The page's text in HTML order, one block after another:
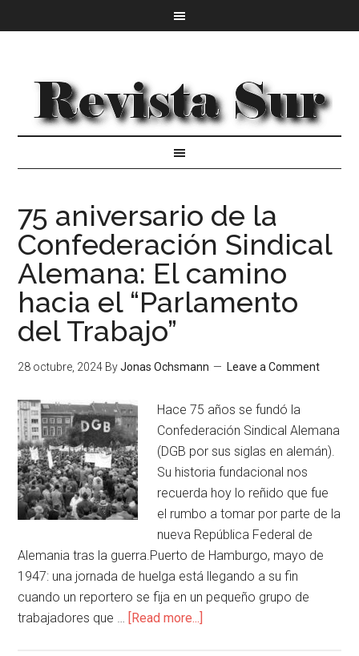
75 aniversario de la
Confederación Sindical
Alemana: El camino
hacia el “Parlamento
del Trabajo”
28 octubre, 2024 ByJonas Ochsmann Leave a Comment
Hace 75 años se fundó la
Confederación Sindical Alemana
(DGB por sus siglas en alemán).
Su historia fundacional nos
recuerda hoy lo reñido que fue
el rumbo a tomar por parte de la
nueva República Federal de
Alemania tras la guerra.Puerto de Hamburgo, mayo de
1947: una jornada de huelga está llegando a su fin
cuando un reportero se fija en un pequeño grupo de
trabajadores que … [Read more...]